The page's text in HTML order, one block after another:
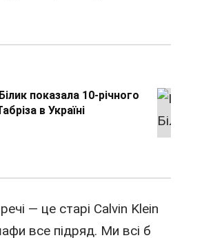
Білик показала 10-річного
в Україні
— це старі Calvin Klein
все підряд. Ми всі б